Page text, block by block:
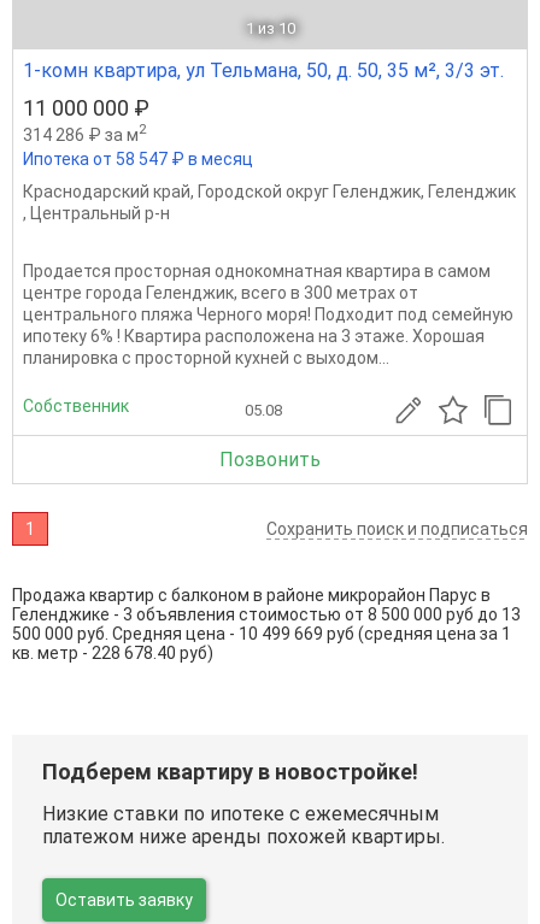
1 из 10
1-комн квартира, ул Тельмана, 50, д. 50, 35 м², 3/3 эт.
11 000 000 ₽
314 286 ₽ за м2
Ипотека от 58 547 ₽ в месяц
Краснодарский край, Городской округ Геленджик, Геленджик
,
Центральный р-н
Продается просторная однокомнатная квартира в самом
центре города Геленджик, всего в 300 метрах от
центрального пляжа Черного моря! Подходит под семейную
ипотеку 6% ! Квартира расположена на 3 этаже. Хорошая
планировка с просторной кухней с выходом...
Собственник 05.08
Позвонить
1 Сохранить поиск и подписаться
Продажа квартир с балконом в районе микрорайон Парус в
Геленджике - 3 объявления стоимостью от 8 500 000 руб до 13
500 000 руб. Средняя цена - 10 499 669 руб (средняя цена за 1
кв. метр - 228 678.40 руб)
Подберем квартиру в новостройке!
Низкие ставки по ипотеке с ежемесячным
платежом ниже аренды похожей квартиры.
Оставить заявку